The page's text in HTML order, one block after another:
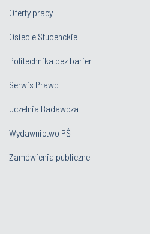
Oferty pracy
Osiedle Studenckie
Politechnika bez barier
Serwis Prawo
Uczelnia Badawcza
Wydawnictwo PŚ
Zamówienia publiczne